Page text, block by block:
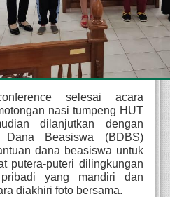
selesai acara
nasi tumpeng HUT
dilanjutkan dengan
Dana Beasiswa (BDBS)
dana beasiswa untuk
putera-puteri dilingkungan
yang mandiri dan
diakhiri foto bersama.